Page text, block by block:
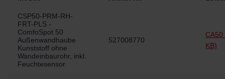
CSP50-PRM-RH-
FRT-PLS -
ComfoSpot 50
Außenwandhaube
Kunststoff ohne
Wandeinbaurohr, inkl.
Feuchtesensor
527008770
KB)